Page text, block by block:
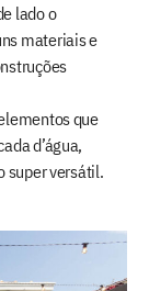
lado o
materiais e
que
d’água,
super versátil.